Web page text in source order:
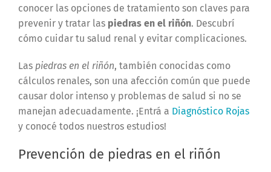
conocer las opciones de tratamiento son claves para
prevenir y tratar las piedras en el riñón. Descubrí
cómo cuidar tu salud renal y evitar complicaciones.
Las piedras en el riñón, también conocidas como
cálculos renales, son una afección común que puede
causar dolor intenso y problemas de salud si no se
manejan adecuadamente. ¡Entrá a Diagnóstico Rojas
y conocé todos nuestros estudios!
Prevención de piedras en el riñón